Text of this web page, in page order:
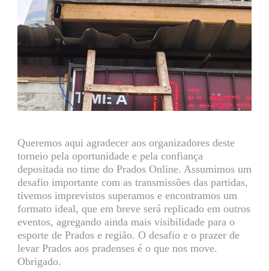
Queremos aqui agradecer aos organizadores deste
torneio pela oportunidade e pela confiança
depositada no time do Prados Online. Assumimos um
desafio importante com as transmissões das partidas,
tivemos imprevistos superamos e encontramos um
formato ideal, que em breve será replicado em outros
eventos, agregando ainda mais visibilidade para o
esporte de Prados e região. O desafio e o prazer de
levar Prados aos pradenses é o que nos move.
Obrigado.